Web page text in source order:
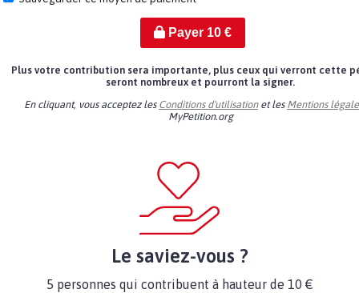
Payer 10€
Plus votre contribution sera importante, plus ceux qui verront cette
seront nombreux et pourront la signer.
En cliquant, vous acceptez les Conditions d'utilisationet les Mentions
MyPetition.org
Le saviez-vous ?
5 personnes qui contribuent à hauteur de 10 €